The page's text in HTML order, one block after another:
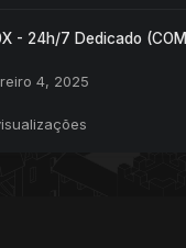
- 24h/7 Dedicado (COM
4, 2025